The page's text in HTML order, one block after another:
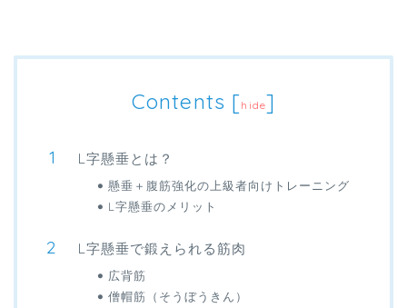
Contents [hide]
L字懸垂とは？
懸垂＋腹筋強化の上級者向けトレーニング
L字懸垂のメリット
L字懸垂で鍛えられる筋肉
広背筋
僧帽筋（そうぼうきん）